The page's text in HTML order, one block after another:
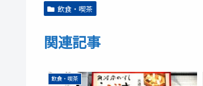
飲食・喫茶
関連記事
飲食・喫茶